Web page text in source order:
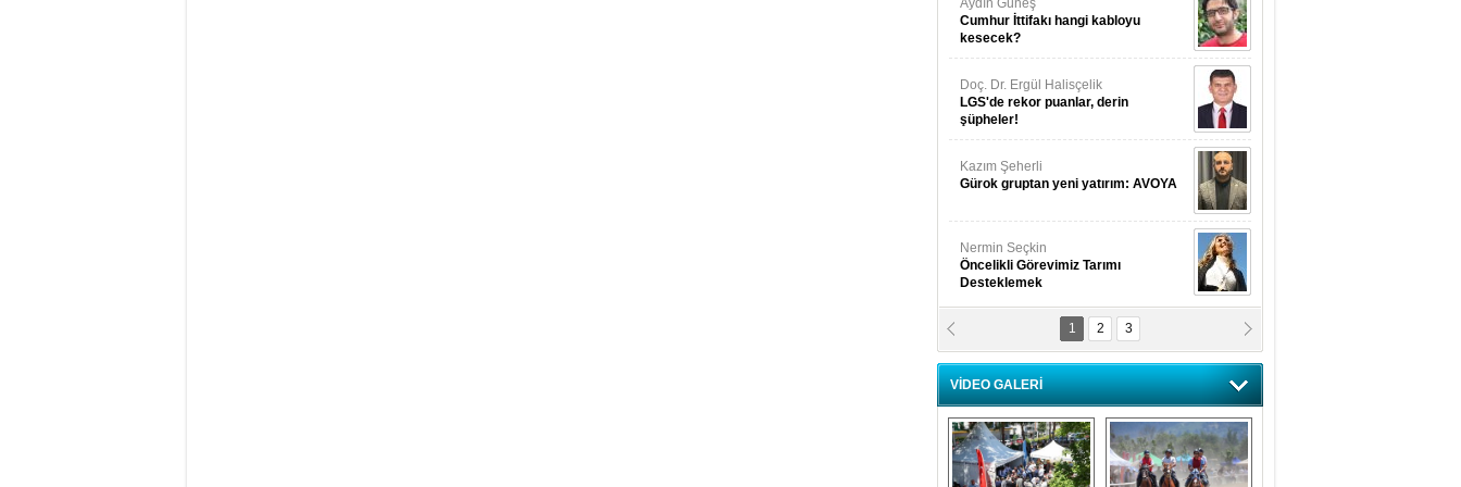
Aydın Güneş
Cumhur İttifakı hangi kabloyu
kesecek?
Doç. Dr. Ergül Halisçelik
LGS'de rekor puanlar, derin
şüpheler!
Kazım Şeherli
Gürok gruptan yeni yatırım: AVOYA
Nermin Seçkin
Öncelikli Görevimiz Tarımı
Desteklemek
Nilüfer Menekli Buzcular
Siz Hiç Kelebeklerin Sesini
Duydunuz Mu?
1 2 3
VİDEO GALERİ